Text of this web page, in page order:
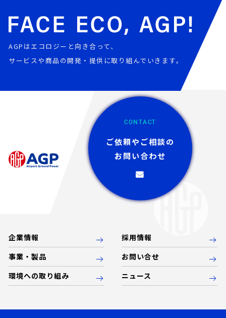
AGPはエコロジーと向き合って、
サービスや商品の開発・提供に取り組んでいきます。
CONTACT
ご依頼やご相談の
お問い合わせ
企業情報
事業・製品
環境への取り組み
ニュース
採用情報
お問い合せ